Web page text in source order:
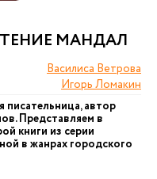
МАНДАЛ
Василиса Ветрова
Игорь Ломакин
писательница, автор
Представляем в
книги из серии
в жанрах городского